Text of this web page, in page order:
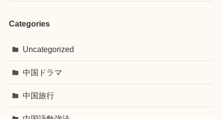
Categories
Uncategorized
中国ドラマ
中国旅行